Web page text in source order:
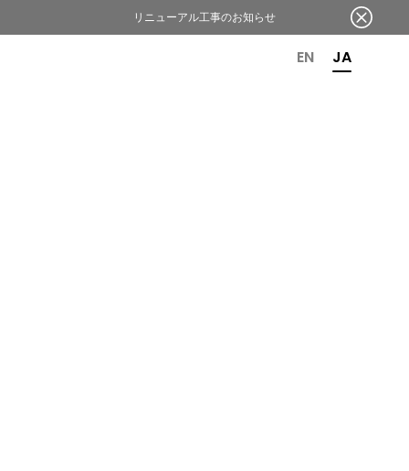
EN JA
リニューアル工事のお知らせ
OR 6TH ANNIVERSARY